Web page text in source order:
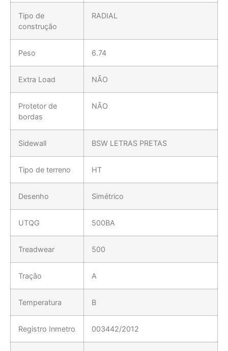
Tipo de
construção
RADIAL
Peso 6.74
Extra Load NÃO
Protetor de
bordas
NÃO
Sidewall BSW LETRAS PRETAS
Tipo de terreno HT
Desenho Simétrico
UTQG 500BA
Treadwear 500
Tração A
Temperatura B
Registro Inmetro 003442/2012